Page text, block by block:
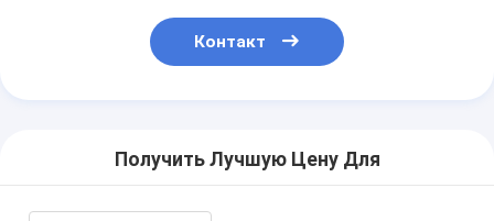
Контакт
Получить Лучшую Цену Для